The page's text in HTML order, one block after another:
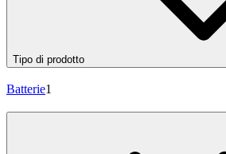
Tipo di prodotto
Batterie1